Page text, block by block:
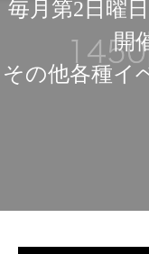
毎 月 第2 日 曜 日
開
その他各種イ